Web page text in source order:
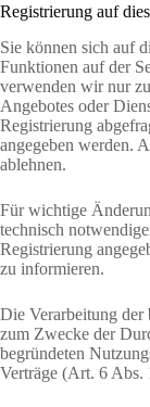
Registrierung auf
Sie können sich auf
Funktionen auf der
verwenden wir nur
Angebotes oder
Registrierung
angegeben werden.
ablehnen.
Für wichtige
technisch
Registrierung
zu informieren.
Die Verarbeitung der
zum Zwecke der
begründeten
Verträge (Art. 6